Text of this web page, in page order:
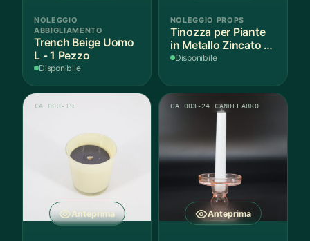
NOLEGGIO
ABBIGLIAMENTO
Trench Beige Uomo
L - 1 Pezzo
Disponibile
NOLEGGIO PROPS
Tinozza per Piante
in Metallo Zincato -
1 Pezzo
Disponibile
Anteprima
CA 003-19
Anteprima
CA 003-24 CANDELABRO